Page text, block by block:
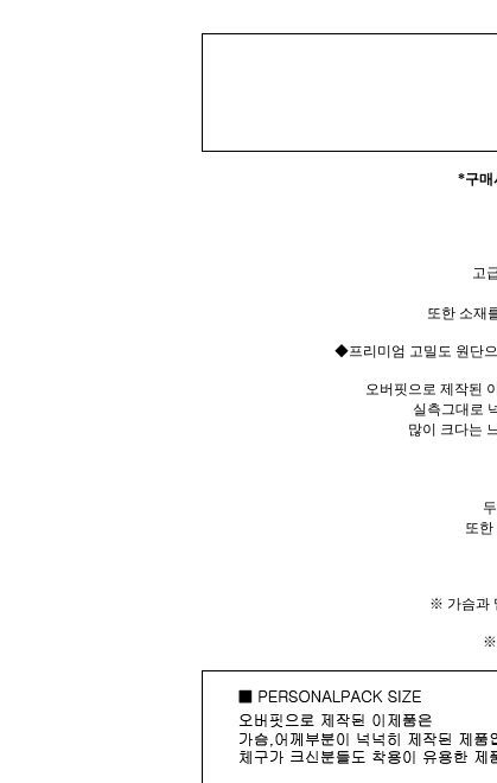
*구매
고
또한 소재
◆프리미엄 고밀도 원단
오버핏으로 제작된
실측그대로
많이 크다는
또
※ 가슴과
※